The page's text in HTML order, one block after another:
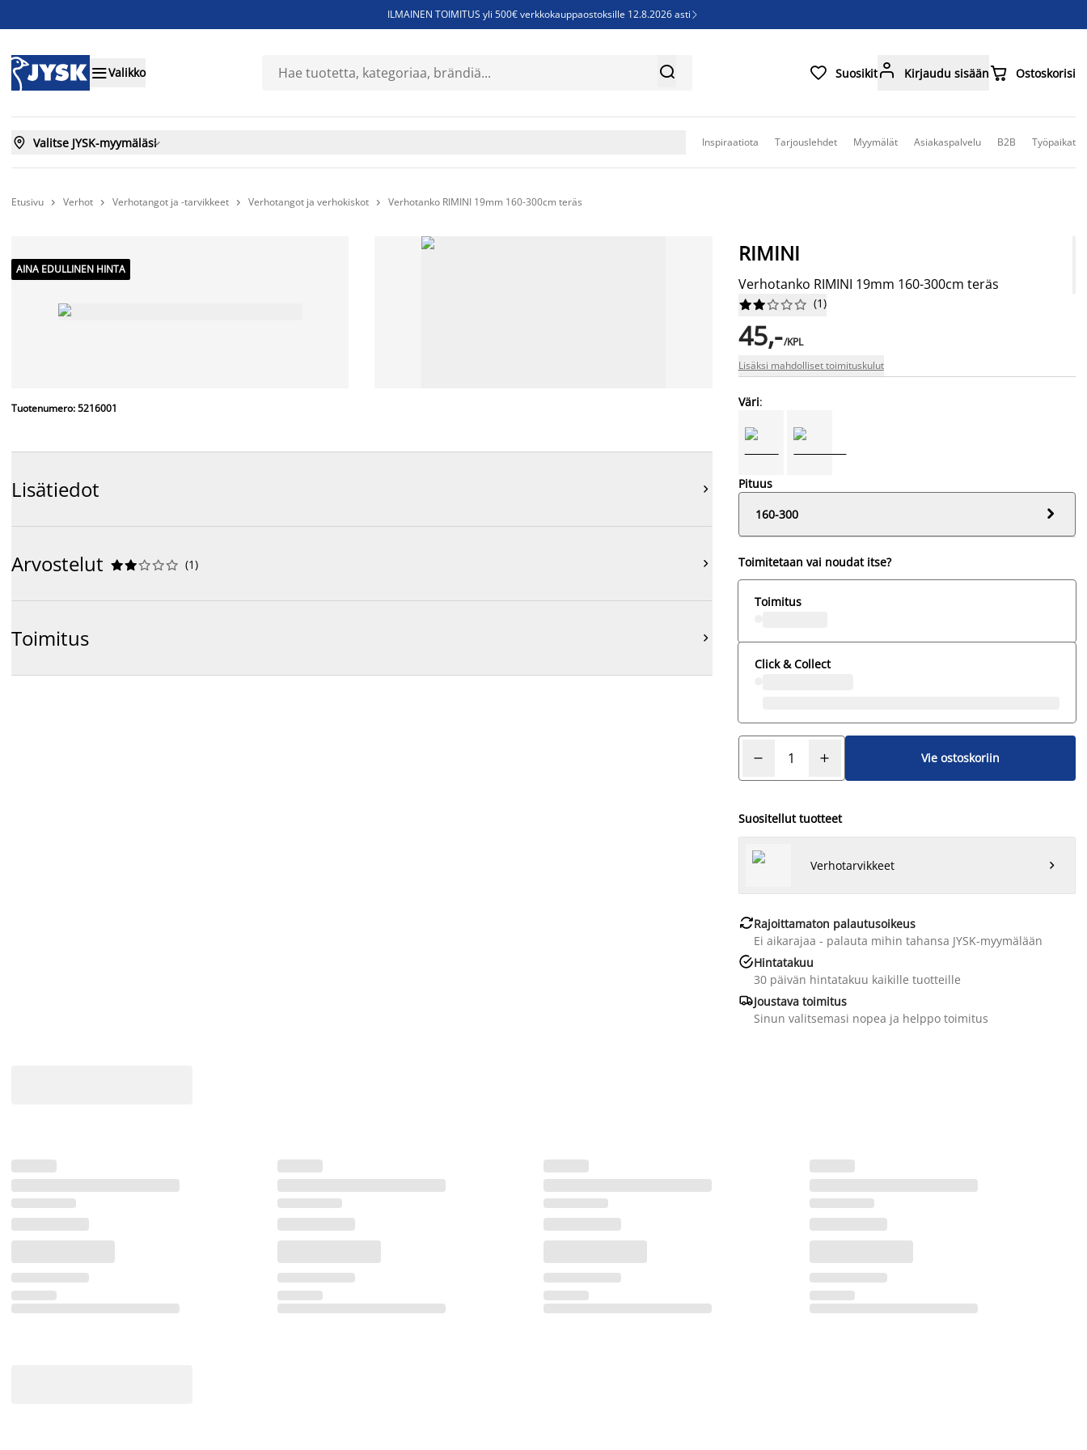
ILMAINEN TOIMITUS yli 500€ verkkokauppaostoksille 12.8.2026 asti 
Sijauspatjoja - Säästä jopa 60%
Valikko   Suosikit Kirjaudu sisään Ostoskorisi
 Valitse JYSK-myymäläsi Inspiraatiota Tarjouslehdet Myymälät Asiakaspalvelu B2B Työpaikat
Etusivu  Verhot  Verhotangot ja -tarvikkeet  Verhotangot ja verhokiskot  Verhotanko RIMINI 19mm 160-300cm teräs
AINA EDULLINEN HINTA
Tuotenumero: 5216001
Lisätiedot 
Arvostelut 




 (1) 
Toimitus 
RIMINI
Verhotanko RIMINI 19mm 160-300cm teräs





 (1)
45,-/KPL
Lisäksi mahdolliset toimituskulut
Väri:
Pituus
160-300

Toimitetaan vai noudat itse?
Toimitus
Click & Collect
Vie ostoskoriin
Suositellut tuotteet
Verhotarvikkeet 
Rajoittamaton palautusoikeus
Ei aikarajaa - palauta mihin tahansa JYSK-myymälään
Hintatakuu
30 päivän hintatakuu kaikille tuotteille
Joustava toimitus
Sinun valitsemasi nopea ja helppo toimitus